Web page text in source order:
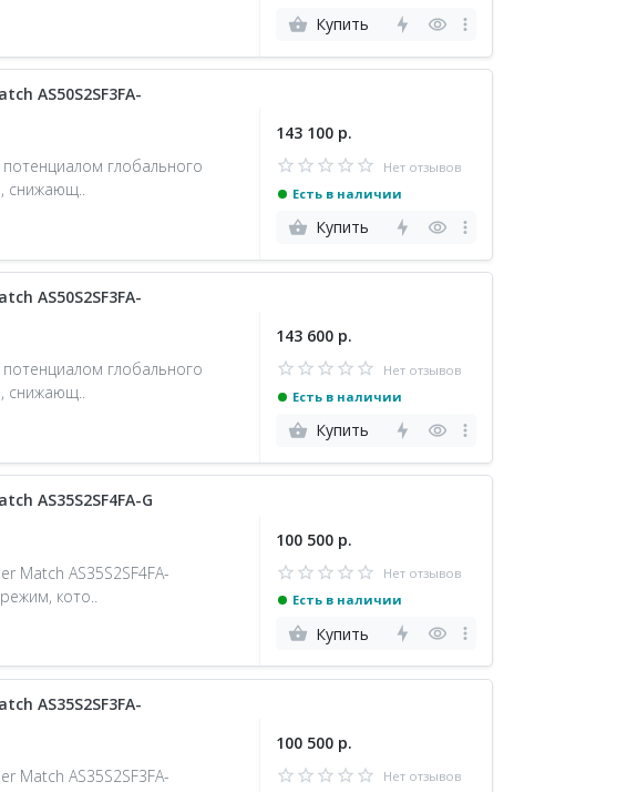
Купить
AS50S2SF3FA-
глобального
снижающ..
143 100 р.
Нет отзывов
Есть в наличии
Купить
AS50S2SF3FA-
глобального
снижающ..
143 600 р.
Нет отзывов
Есть в наличии
Купить
AS35S2SF4FA-G
Match AS35S2SF4FA-
кото..
100 500 р.
Нет отзывов
Есть в наличии
Купить
AS35S2SF3FA-
Match AS35S2SF3FA-
100 500 р.
Нет отзывов